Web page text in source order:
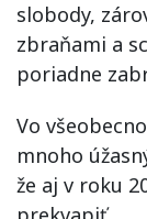
slobody,
zbraňami a
poriadne
Vo
mnoho
že aj v roku